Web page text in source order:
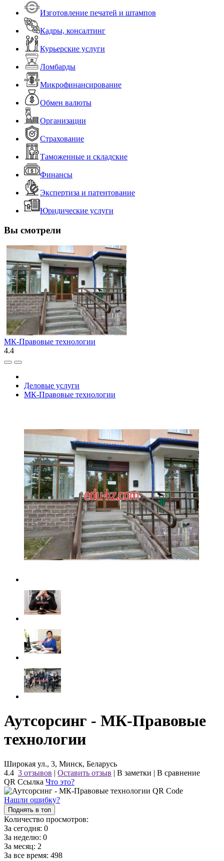
Изготовление печатей и штампов
Кадры, консалтинг
Курьерские услуги
Ломбарды
Микрофинансирование
Обмен валюты
Организации
Страхование
Таможенные и складские
Финансы
Экспертиза и патентование
Юридические услуги
Вы смотрели
МК-Правовые технологии
4.4
Деловые услуги
МК-Правовые технологии
Аутсорсинг - МК-Правовые
технологии
Широкая ул., 3, Минск, Беларусь
4.4 3 отзывов | Оставить отзыв | В заметки | В сравнение
QR Ссылка Что это?
Нашли ошибку?
Поднять в топ
Количество просмотров:
За сегодня: 0
За неделю: 0
За месяц: 2
За все время: 498